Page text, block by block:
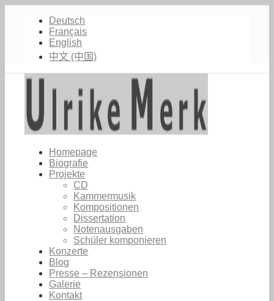
Deutsch
Français
English
中文 (中国)
Homepage
Biografie
Projekte
CD
Kammermusik
Kompositionen
Dissertation
Notenausgaben
Schüler komponieren
Konzerte
Blog
Presse – Rezensionen
Galerie
Kontakt